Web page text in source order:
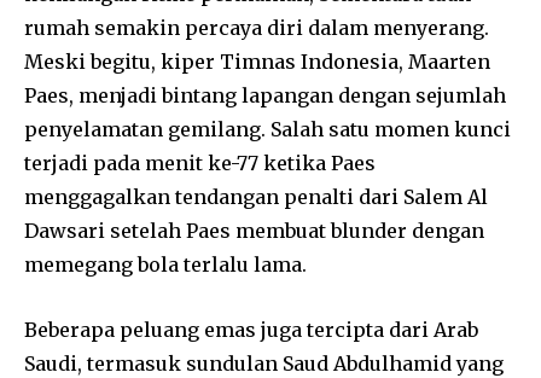
rumah semakin percaya diri dalam menyerang.
Meski begitu, kiper Timnas Indonesia, Maarten
Paes, menjadi bintang lapangan dengan sejumlah
penyelamatan gemilang. Salah satu momen kunci
terjadi pada menit ke-77 ketika Paes
menggagalkan tendangan penalti dari Salem Al
Dawsari setelah Paes membuat blunder dengan
memegang bola terlalu lama.
Beberapa peluang emas juga tercipta dari Arab
Saudi, termasuk sundulan Saud Abdulhamid yang